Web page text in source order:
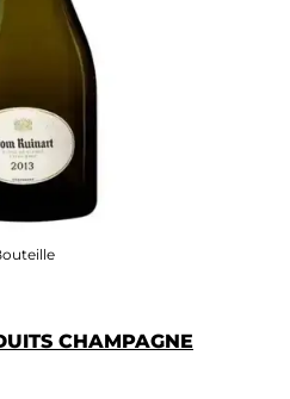
CHAMPAGNE